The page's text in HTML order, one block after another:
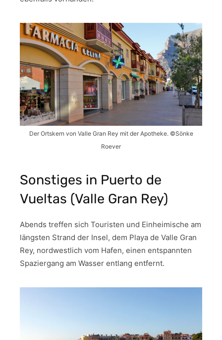
Der Ortskern von Valle Gran Rey mit der Apotheke. ©Sönke
Roever
Sonstiges in Puerto de
Vueltas (Valle Gran Rey)
Abends treffen sich Touristen und Einheimische am
längsten Strand der Insel, dem Playa de Valle Gran
Rey, nordwestlich vom Hafen, einen entspannten
Spaziergang am Wasser entlang entfernt.